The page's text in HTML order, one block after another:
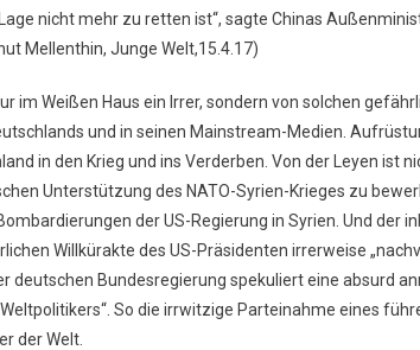
nicht mehr zu retten ist“, sagte Chinas
Mellenthin, Junge Welt,15.4.17)
im Weißen Haus ein Irrer, sondern von solchen
und in seinen Mainstream-Medien.
in den Krieg und ins Verderben. Von der Leyen ist
Unterstützung des NATO-Syrien-Krieges zu
der US-Regierung in Syrien. Und der
Willkürakte des US-Präsidenten irrerweise
deutschen Bundesregierung spekuliert eine absurd
So die irrwitzige Parteinahme eines
der Welt.